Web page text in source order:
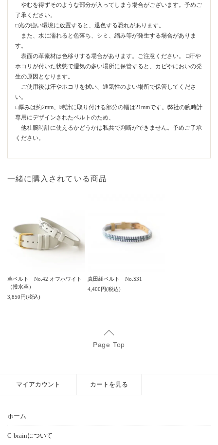
やむを得ずそのような部分が入ってしまう場合がございます。予めご
了承ください。
□光の強い環境に放置すると、退色する恐れがあります。
また、水に濡れると色落ち、シミ、縮み等が発生する場合がありま
す。
表面の革素材は色移りする場合があります。ご注意ください。 □汗や
ホコリが付いた状態で湿気の多い場所に保管すると、カビやにおいの発
生の原因となります。
ご使用後は汗やホコリを拭い、通気性のよい場所で保管してくださ
い。
□厚みは約2mm、時計に取り付ける部分の幅は21mmです。弊社の腕時計
専用にデザインされたベルトのため、
他社腕時計に使えるかどうかは私共で判断ができません。予めご了承
ください。
一緒に購入されている商品
革ベルト No.42 オフホワイト
（撥水革）
3,850円(税込)
真田紐ベルト No.S31
4,400円(税込)
Page Top
ホーム
C-brainについて
マイアカウント カートを見る